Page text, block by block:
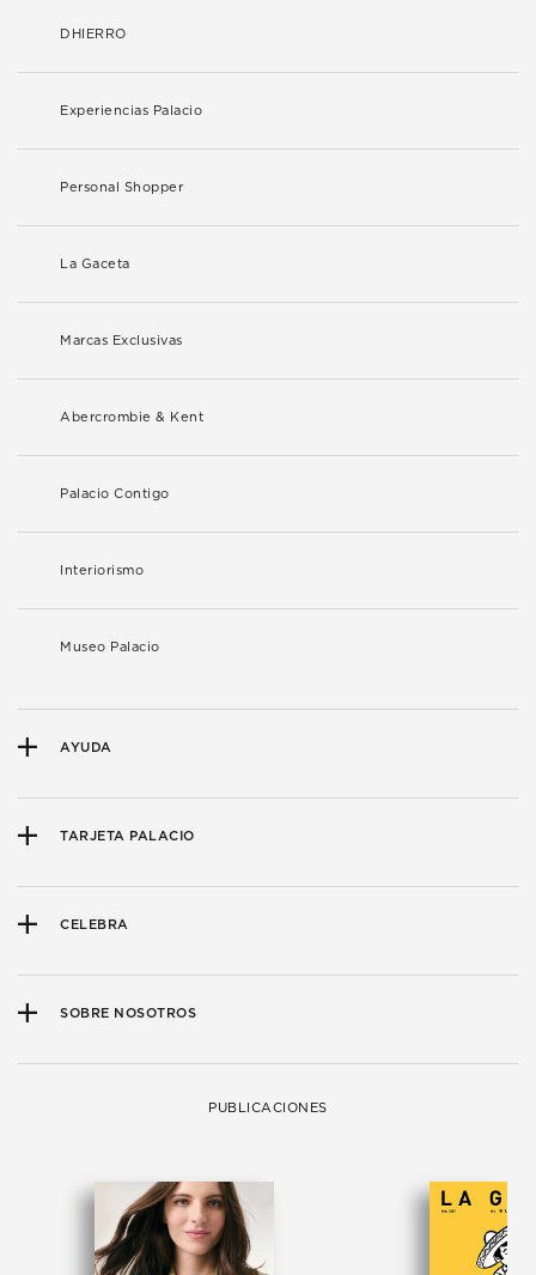
DHIERRO
Experiencias Palacio
Personal Shopper
La Gaceta
Marcas Exclusivas
Abercrombie & Kent
Palacio Contigo
Interiorismo
Museo Palacio
AYUDA
TARJETA PALACIO
CELEBRA
SOBRE NOSOTROS
PUBLICACIONES